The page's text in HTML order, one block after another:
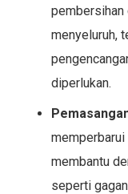
pembersihan
menyeluruh,
diperlukan.
membantu
seperti